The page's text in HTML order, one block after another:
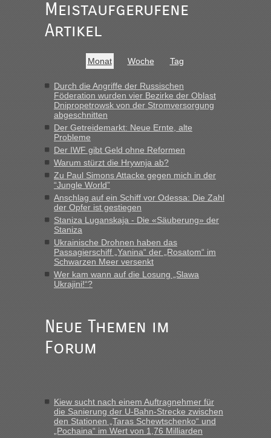
inRecht, Visa und Dokumente • Re: Seit
Anfang des Jahres haben die Zollbeamten
Verstöße im Wert von fast 11 Milliarden
„Am besten wäre natürlich, wenn die Frau mit dabei ist.
Alleinreisende Männer stehen schließlich immer unter
Recht, Visa und Dokumente • Re: Seit
Anfang des Jahres haben die Zollbeamten
Verstöße im Wert von fast 11 Milliarden
aufgedeckt
„Kein Zoll. Du musst an sich nur sagen dass das privat ist
und du nicht damit handeln willst. So lange das nicht
Originalverpackt ist und ersichlich das nicht neu sollte es
keine Probleme geben“
Recht, Visa und Dokumente • Deklaration
gebrauchter Kleidung beim Zoll
„Hallo Leute, ich weiß nicht, ob ich hier richtig bin mit meiner
mitnehmen. Es ist gebrauchte Kleidung...“
Berichte und Reisetipps • Re: An welchem
15.6. in Krakovets rüber. Sehr zeitig los gegen 5 Uhr in der
Früh. Mit sehr sehr wenig Verkehr, super bis zur Grenze. Nur
8 PKW vor der Schranke....“
Meistaufgerufene
Artikel
Monat Woche Tag
Durch die Angriffe der Russischen
Föderation wurden vier Bezirke der Oblast
Dnipropetrowsk von der Stromversorgung
abgeschnitten
Der Getreidemarkt: Neue Ernte, alte
Probleme
Der IWF gibt Geld ohne Reformen
Warum stürzt die Hrywnja ab?
Zu Paul Simons Attacke gegen mich in der
“Jungle World”
Anschlag auf ein Schiff vor Odessa: Die Zahl
der Opfer ist gestiegen
Staniza Luganskaja - Die «Säuberung» der
Staniza
Ukrainische Drohnen haben das
Passagierschiff „Yanina“ der „Rosatom“ im
Schwarzen Meer versenkt
Wer kam wann auf die Losung „Slawa
Ukrajini!“?
Neue Themen im
Forum
Kiew sucht nach einem Auftragnehmer für
die Sanierung der U-Bahn-Strecke zwischen
den Stationen „Taras Schewtschenko“ und
„Pochaina“ im Wert von 1,76 Milliarden